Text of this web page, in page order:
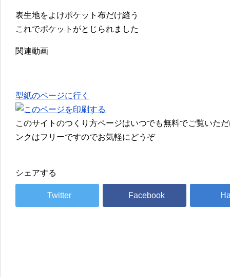
表生地をよけポケット布だけ縫う
これでポケットがとじられました
関連動画
型紙のページに行く
このサイトのつくり方ページはいつでも無料でご覧いた
ンクはフリーですのでお気軽にどうぞ
シェアする